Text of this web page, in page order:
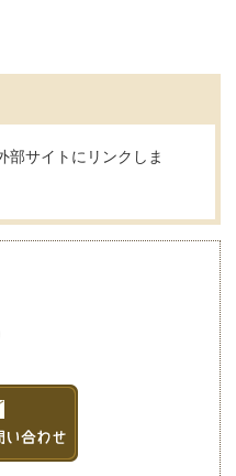
部サイトにリンクしま